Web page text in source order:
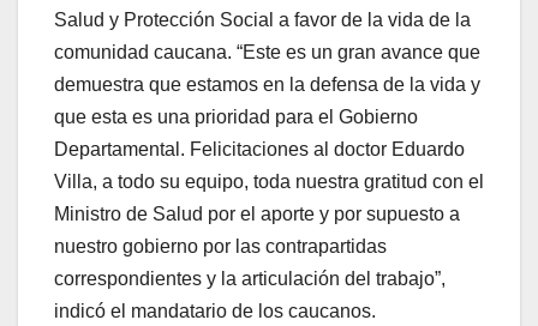
Salud y Protección Social a favor de la vida de la
comunidad caucana. “Este es un gran avance que
demuestra que estamos en la defensa de la vida y
que esta es una prioridad para el Gobierno
Departamental. Felicitaciones al doctor Eduardo
Villa, a todo su equipo, toda nuestra gratitud con el
Ministro de Salud por el aporte y por supuesto a
nuestro gobierno por las contrapartidas
correspondientes y la articulación del trabajo”,
indicó el mandatario de los caucanos.